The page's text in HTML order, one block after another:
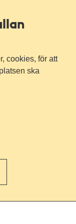
cookies, för att
ska